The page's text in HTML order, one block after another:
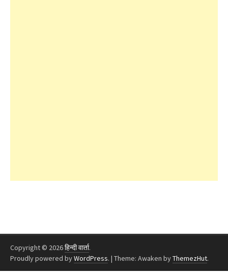
Copyright © 2026हिन्दी वार्ता.
Proudly powered byWordPress. | Theme: Awaken byThemezHut.